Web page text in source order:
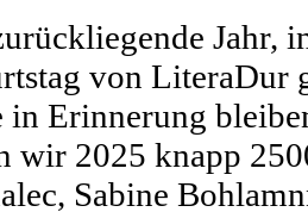
Jahr,
von LiteraDur
in Erinnerung
wir 2025 knapp
Sabine